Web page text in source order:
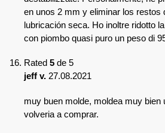
en unos 2 mm y eliminar los restos
lubricación seca. Ho inoltre ridotto
con piombo quasi puro un peso di
Rated 5 de 5
jeff v. 27.08.2021
muy buen molde, moldea muy bien
volveria a comprar.